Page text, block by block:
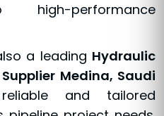
performance
a leading Hydraulic
Medina, Saudi
and tailored